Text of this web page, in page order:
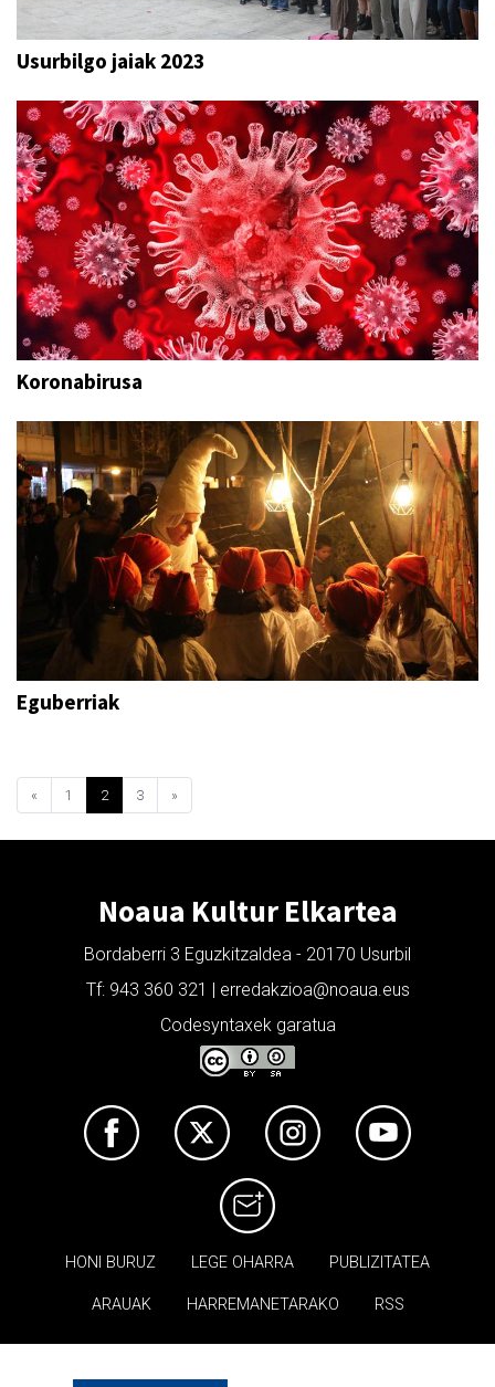
Usurbilgo jaiak 2023
Koronabirusa
Eguberriak
« 1 2 3 »
Noaua Kultur Elkartea
Bordaberri 3 Eguzkitzaldea - 20170 Usurbil
Tf: 943 360 321 | erredakzioa@noaua.eus
Codesyntaxek garatua
HONI BURUZ LEGE OHARRA PUBLIZITATEA
ARAUAK HARREMANETARAKO RSS